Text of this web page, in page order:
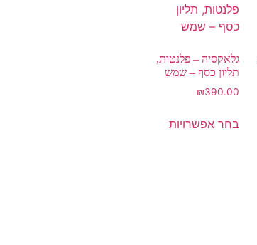
גלאקסיה – פלנטות,
תליון כסף – שמש
₪390.00
בחר אפשרויות